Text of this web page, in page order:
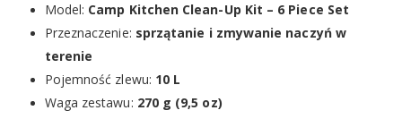
Model: Camp Kitchen Clean-Up Kit – 6 Piece Set
Przeznaczenie: sprzątanie i zmywanie naczyń w
terenie
Pojemność zlewu: 10 L
Waga zestawu: 270 g (9,5 oz)